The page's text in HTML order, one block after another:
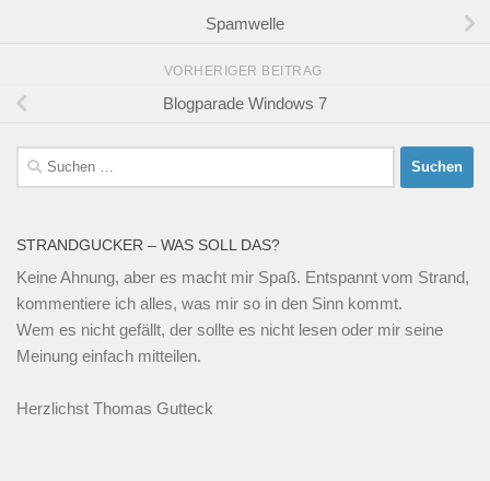
Spamwelle
VORHERIGER BEITRAG
Blogparade Windows 7
Suchen
nach:
STRANDGUCKER – WAS SOLL DAS?
Keine Ahnung, aber es macht mir Spaß. Entspannt vom Strand,
kommentiere ich alles, was mir so in den Sinn kommt.
Wem es nicht gefällt, der sollte es nicht lesen oder mir seine
Meinung einfach mitteilen.
Herzlichst Thomas Gutteck